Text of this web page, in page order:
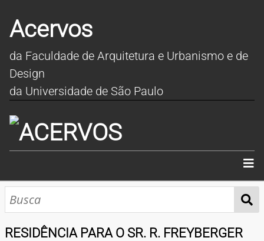
Acervos
da Faculdade de Arquitetura e Urbanismo e de
Design
da Universidade de São Paulo
INÍCIO
RESIDÊNCIA PARA O SR. R. FREYBERGER